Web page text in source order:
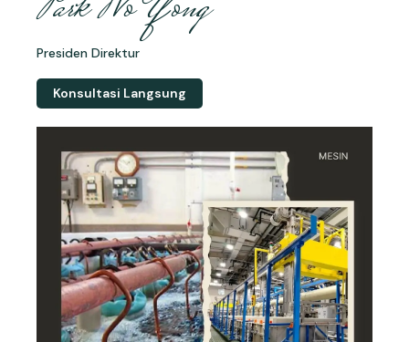
Presiden Direktur
Konsultasi Langsung